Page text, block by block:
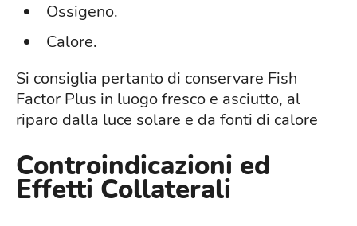
Ossigeno.
Calore.
Si consiglia pertanto di conservare Fish
Factor Plus in luogo fresco e asciutto, al
riparo dalla luce solare e da fonti di calore
Controindicazioni ed
Effetti Collaterali